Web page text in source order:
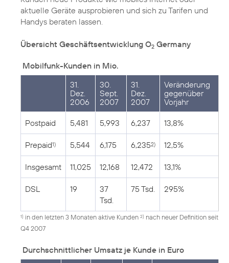
aktuelle Geräte ausprobieren und sich zu Tarifen und
Handys beraten lassen.
Übersicht Geschäftsentwicklung O2 Germany
Mobilfunk-Kunden in Mio.
31.
Dez.
2006
30.
Sept.
2007
31.
Dez.
2007
Veränderung
gegenüber
Vorjahr
Postpaid 5,481 5,993 6,237 13,8%
Prepaid1) 5,544 6,175 6,2352) 12,5%
Insgesamt 11,025 12,168 12,472 13,1%
DSL 19
37
Tsd.
75 Tsd. 295%
1) in den letzten 3 Monaten aktive Kunden 2) nach neuer Definition seit
Q4 2007
Durchschnittlicher Umsatz je Kunde in Euro